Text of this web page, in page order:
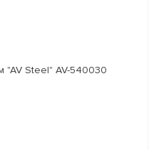
"AV Steel" AV-540030